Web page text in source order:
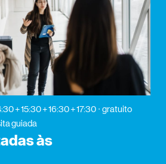
+ 15:30 + 16:30 + 17:30
gratuito
guiada
às